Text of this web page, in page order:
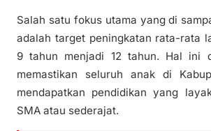
Salah satu fokus utama yang di
adalah target peningkatan rata-rata
9 tahun menjadi 12 tahun. Hal ini
memastikan seluruh anak di
mendapatkan pendidikan yang
SMA atau sederajat.